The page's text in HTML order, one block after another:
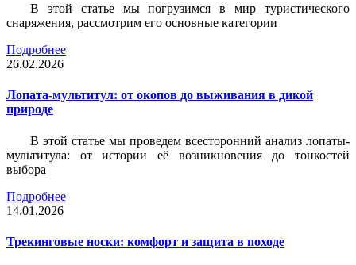
В этой статье мы погрузимся в мир туристического
снаряжения, рассмотрим его основные категории
Подробнее
26.02.2026
Лопата-мультитул: от окопов до выживания в дикой
природе
В этой статье мы проведем всесторонний анализ лопаты-
мультитула: от истории её возникновения до тонкостей
выбора
Подробнее
14.01.2026
Трекинговые носки: комфорт и защита в походе